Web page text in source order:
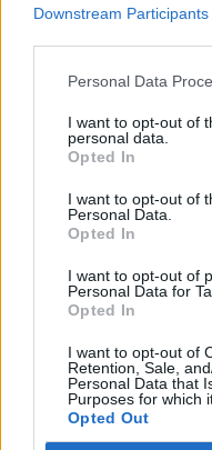
Downstream Participants
Personal Data
I want to opt-out of
personal data.
Opted In
I want to opt-out of
Personal Data.
Opted In
I want to opt-out of
Personal Data for
Opted In
I want to opt-out of
Retention, Sale,
Personal Data that
Purposes for which
Opted Out
szakmai nyelvvizsga
nyelvvizsgaközpont